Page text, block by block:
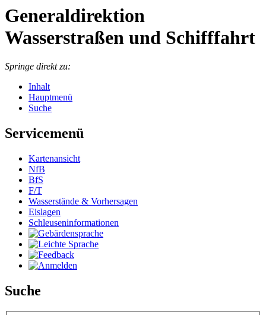
Generaldirektion
Wasserstraßen und Schifffahrt
Springe direkt zu:
Inhalt
Hauptmenü
Suche
Servicemenü
Kar­ten­an­sicht
NfB
BfS
F/T
Was­ser­stän­de & Vor­her­sa­gen
Eis­la­gen
Schleu­sen­in­for­ma­tio­nen
Suche